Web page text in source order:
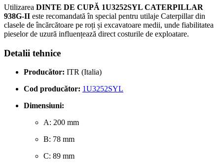
Utilizarea DINTE DE CUPĂ 1U3252SYL CATERPILLAR
938G-II este recomandată în special pentru utilaje Caterpillar din
clasele de încărcătoare pe roți și excavatoare medii, unde fiabilitatea
pieselor de uzură influențează direct costurile de exploatare.
Detalii tehnice
Producător: ITR (Italia)
Cod producător: 1U3252SYL
Dimensiuni:
A: 200 mm
B: 78 mm
C: 89 mm